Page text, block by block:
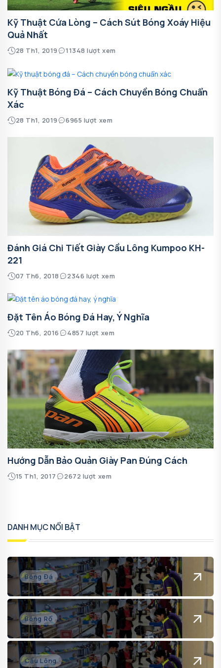
Kỹ Thuật Cứa Lòng – Cách Sút Bóng Xoáy Hiệu
Quả Nhất
28 Th1, 2019 11348 lượt xem
Kỹ Thuật Bóng Đá – Cách Chuyền Bóng Chuẩn
Xác
28 Th1, 2019 6965 lượt xem
Đánh Giá Chi Tiết Giày Cầu Lông Kumpoo KH-
221
07 Th6, 2018 2346 lượt xem
Đặt Tên Áo Bóng Đá Hay, Ý Nghĩa
20 Th6, 2016 4857 lượt xem
Hướng Dẫn Bảo Quản Giày Pan Đúng Cách
15 Th1, 2017 2672 lượt xem
DANH MỤC NỔI BẬT
Bóng Đá
Bóng Rổ
Cầu Lông